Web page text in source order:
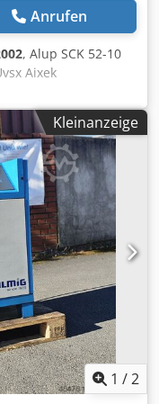
Anrufen
, Alup SCK 52-10
Aixek
und
öleingespritzt
Enddruck:
5,15m³/min
Kleinanzeige
1 /2